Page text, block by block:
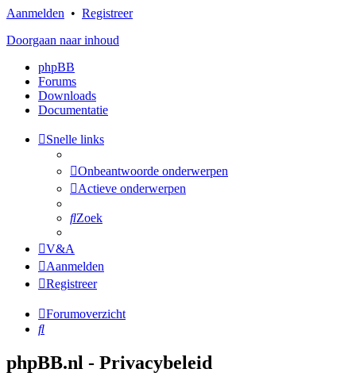
Aanmelden • Registreer
Doorgaan naar inhoud
phpBB
Forums
Downloads
Documentatie
Snelle links
Onbeantwoorde onderwerpen
Actieve onderwerpen
Zoek
V&A
Aanmelden
Registreer
Forumoverzicht
Zoek
phpBB.nl - Privacybeleid